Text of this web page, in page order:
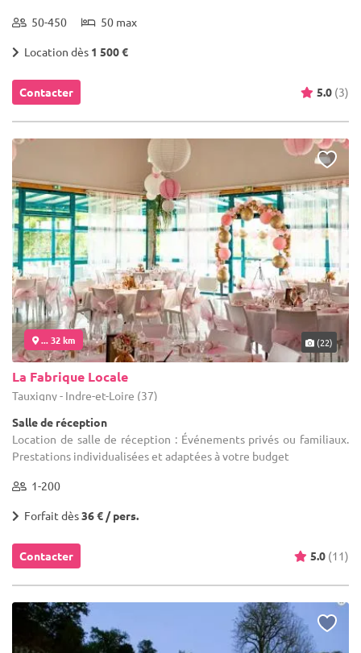
50-450 50 max
Location dès 1 500 €
Contacter 5.0 (3)
... 32 km (22)
La Fabrique Locale
Tauxigny - Indre-et-Loire (37)
Salle de réception
Location de salle de réception : Événements privés ou familiaux.
Prestations individualisées et adaptées à votre budget
1-200
Forfait dès36 € / pers.
Contacter 5.0 (11)